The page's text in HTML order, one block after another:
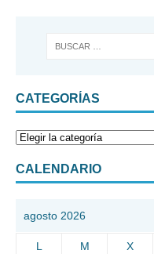
CATEGORÍAS
CALENDARIO
agosto 2026
L M X